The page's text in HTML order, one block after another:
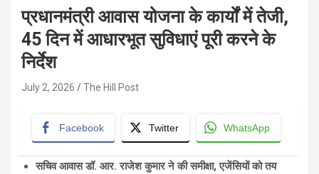
प्रधानमंत्री आवास योजना के कार्यों में तेजी,
45 दिन में आधारभूत सुविधाएं पूरी करने के
निर्देश
July 2, 2026 The Hill Post
Facebook Twitter WhatsApp
सचिव आवास डॉ. आर. राजेश कुमार ने की समीक्षा, एजेंसियों को तय